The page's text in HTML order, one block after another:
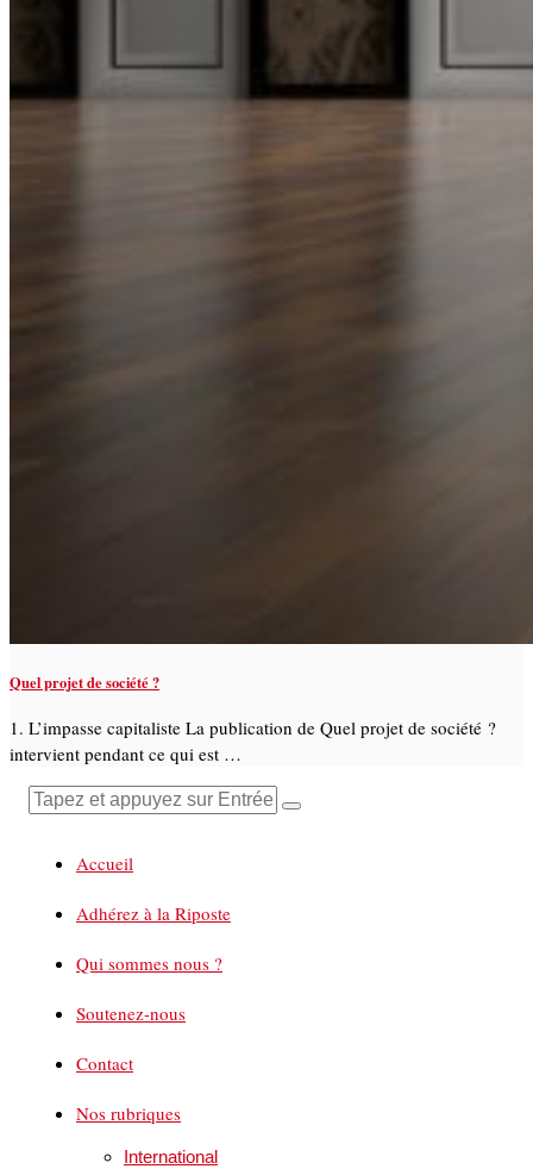
Quel projet de société ?
1. L’impasse capitaliste La publication de Quel projet de société ?
intervient pendant ce qui est …
Accueil
Adhérez à la Riposte
Qui sommes nous ?
Soutenez-nous
Contact
Nos rubriques
International